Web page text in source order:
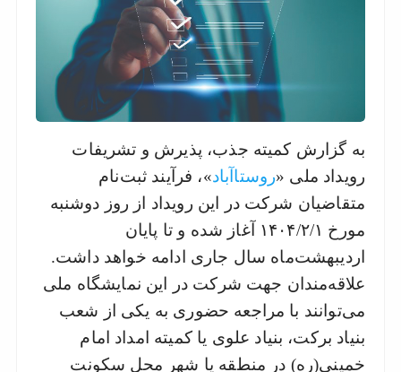
به گزارش کمیته جذب، پذیرش و تشریفات
رویداد ملی «روستا‌آباد»، فرآیند ثبت‌نام
متقاضیان شرکت در این رویداد از روز دوشنبه
مورخ ۱۴۰۴/۲/۱ آغاز شده و تا پایان
اردیبهشت‌ماه سال جاری ادامه خواهد داشت.
علاقه‌مندان جهت شرکت در این نمایشگاه ملی
می‌توانند با مراجعه حضوری به یکی از شعب
بنیاد برکت، بنیاد علوی یا کمیته امداد امام
خمینی(ره) در منطقه یا شهر محل سکونت